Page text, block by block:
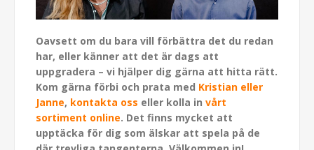
Oavsett om du bara vill förbättra det du redan
har, eller känner att det är dags att
uppgradera – vi hjälper dig gärna att hitta rätt.
Kom gärna förbi och prata med Kristian eller
Janne, kontakta oss eller kolla in vårt
sortiment online. Det finns mycket att
upptäcka för dig som älskar att spela på de